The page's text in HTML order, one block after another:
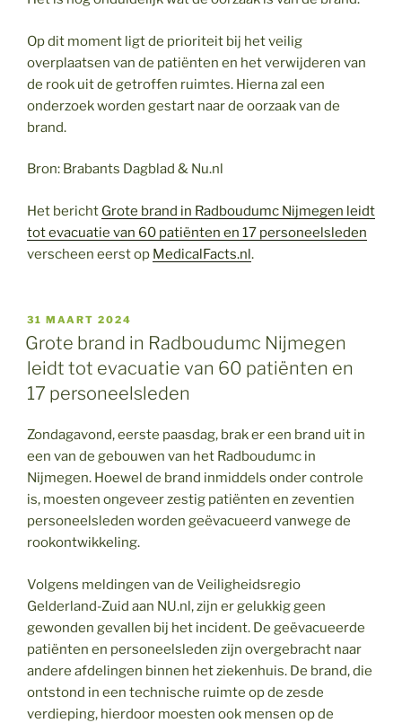
Op dit moment ligt de prioriteit bij het veilig
overplaatsen van de patiënten en het verwijderen van
de rook uit de getroffen ruimtes. Hierna zal een
onderzoek worden gestart naar de oorzaak van de
brand.
Bron: Brabants Dagblad & Nu.nl
Het bericht Grote brand in Radboudumc Nijmegen leidt
tot evacuatie van 60 patiënten en 17 personeelsleden
verscheen eerst op MedicalFacts.nl.
GEPLAATST
OP
31 MAART 2024
Grote brand in Radboudumc Nijmegen
leidt tot evacuatie van 60 patiënten en
17 personeelsleden
Zondagavond, eerste paasdag, brak er een brand uit in
een van de gebouwen van het Radboudumc in
Nijmegen. Hoewel de brand inmiddels onder controle
is, moesten ongeveer zestig patiënten en zeventien
personeelsleden worden geëvacueerd vanwege de
rookontwikkeling.
Volgens meldingen van de Veiligheidsregio
Gelderland-Zuid aan NU.nl, zijn er gelukkig geen
gewonden gevallen bij het incident. De geëvacueerde
patiënten en personeelsleden zijn overgebracht naar
andere afdelingen binnen het ziekenhuis. De brand, die
ontstond in een technische ruimte op de zesde
verdieping, hierdoor moesten ook mensen op de